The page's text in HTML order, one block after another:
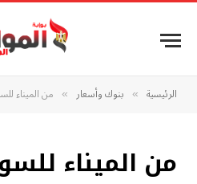
الرئيسية » بنوك وأسعار » من الميناء
من الميناء